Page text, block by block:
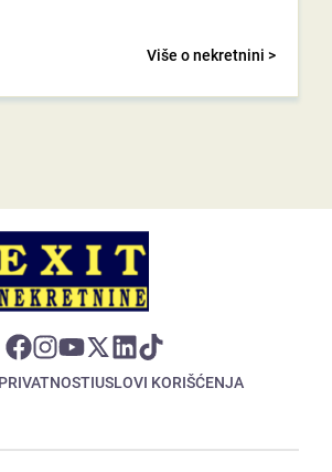
Više o nekretnini >
USLOVI KORIŠĆENJA